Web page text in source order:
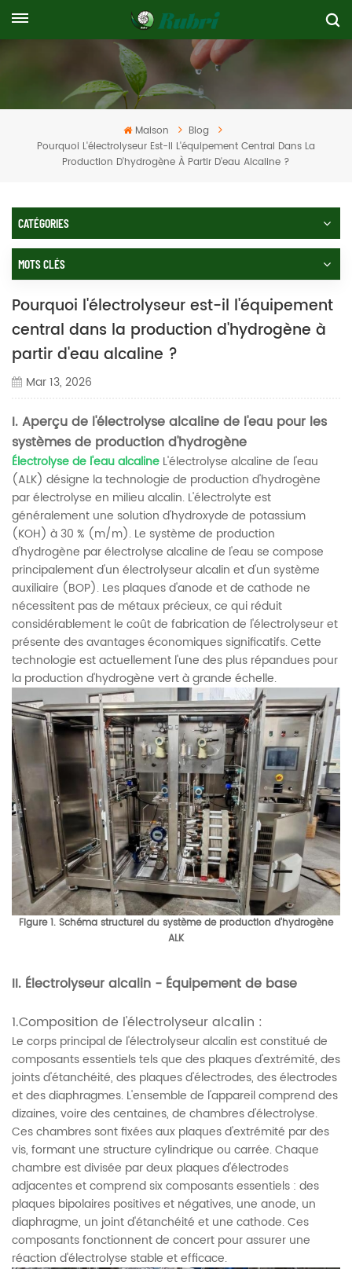
Maison
Blog
Pourquoi L'électrolyseur Est-Il L'équipement Central Dans La
Production D'hydrogène À Partir D'eau Alcaline ?
CATÉGORIES
MOTS CLÉS
Pourquoi l'électrolyseur est-il l'équipement
central dans la production d'hydrogène à
partir d'eau alcaline ?
Mar 13, 2026
I. Aperçu de l'électrolyse alcaline de l'eau pour les
systèmes de production d'hydrogène
Électrolyse de l'eau alcaline L'électrolyse alcaline de l'eau
(ALK) désigne la technologie de production d'hydrogène
par électrolyse en milieu alcalin. L'électrolyte est
généralement une solution d'hydroxyde de potassium
(KOH) à 30 % (m/m). Le système de production
d'hydrogène par électrolyse alcaline de l'eau se compose
principalement d'un électrolyseur alcalin et d'un système
auxiliaire (BOP). Les plaques d'anode et de cathode ne
nécessitent pas de métaux précieux, ce qui réduit
considérablement le coût de fabrication de l'électrolyseur et
présente des avantages économiques significatifs. Cette
technologie est actuellement l'une des plus répandues pour
la production d'hydrogène vert à grande échelle.
Figure 1. Schéma structurel du système de production d'hydrogène
ALK
II. Électrolyseur alcalin - Équipement de base
1.Composition de l'électrolyseur alcalin :
Le corps principal de l'électrolyseur alcalin est constitué de
composants essentiels tels que des plaques d'extrémité, des
joints d'étanchéité, des plaques d'électrodes, des électrodes
et des diaphragmes. L'ensemble de l'appareil comprend des
dizaines, voire des centaines, de chambres d'électrolyse.
Ces chambres sont fixées aux plaques d'extrémité par des
vis, formant une structure cylindrique ou carrée. Chaque
chambre est divisée par deux plaques d'électrodes
adjacentes et comprend six composants essentiels : des
plaques bipolaires positives et négatives, une anode, un
diaphragme, un joint d'étanchéité et une cathode. Ces
composants fonctionnent de concert pour assurer une
réaction d'électrolyse stable et efficace.